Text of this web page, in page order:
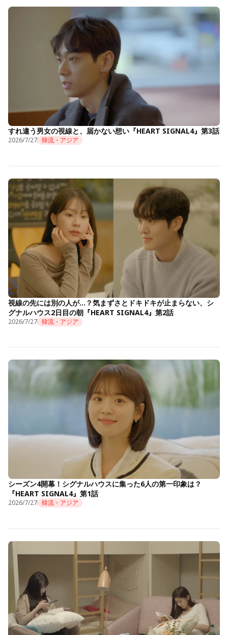
すれ違う男女の視線と、届かない想い『HEART SIGNAL4』第3話
2026/7/27 韓流・アジア
視線の先には別の人が…？気まずさとドキドキが止まらない、シ
グナルハウス2日目の朝『HEART SIGNAL4』第2話
2026/7/27 韓流・アジア
シーズン4開幕！シグナルハウスに集った6人の第一印象は？
『HEART SIGNAL4』第1話
2026/7/27 韓流・アジア